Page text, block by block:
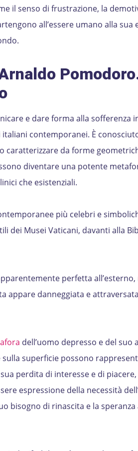
il senso di frustrazione, la
all’essere umano alla sua
e dare forma alla sofferenza
contemporanei. È
caratterizzare da forme
diventare una potente
che esistenziali.
più celebri e
dei Musei Vaticani, davanti alla
perfetta all’esterno,
appare danneggiata e
dell’uomo depresso e del suo
superficie possono
perdita di interesse e di
espressione della necessità
bisogno di rinascita e la